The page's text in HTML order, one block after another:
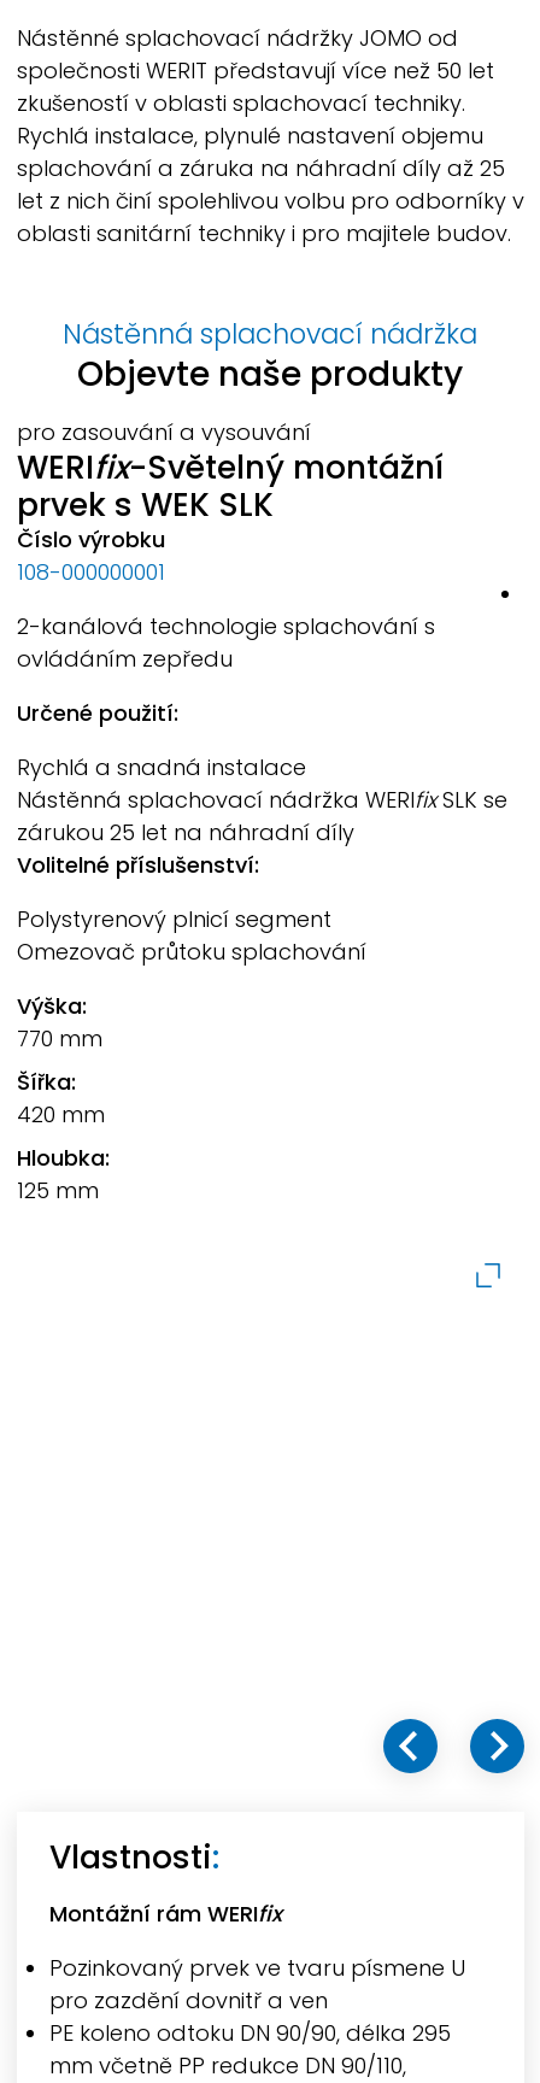
Nástěnné splachovací nádržky JOMO od
společnosti WERIT představují více než 50 let
zkušeností v oblasti splachovací techniky.
Rychlá instalace, plynulé nastavení objemu
splachování a záruka na náhradní díly až 25
let z nich činí spolehlivou volbu pro odborníky v
oblasti sanitární techniky i pro majitele budov.
Nástěnná splachovací nádržka
Objevte naše produkty
pro zasouvání a vysouvání
WERIfix-Světelný montážní
prvek s WEK SLK
Číslo výrobku
108-000000001
2-kanálová technologie splachování s
ovládáním zepředu
Určené použití:
Rychlá a snadná instalace
Nástěnná splachovací nádržka WERIfix SLK se
zárukou 25 let na náhradní díly
Volitelné příslušenství:
Polystyrenový plnicí segment
Omezovač průtoku splachování
Výška:
770 mm
Šířka:
420 mm
Hloubka:
125 mm
Vlastnosti:
Montážní rámWERIfix
Pozinkovaný prvek ve tvaru písmene U
pro zazdění dovnitř a ven
PE koleno odtoku DN 90/90, délka 295
mm včetně PP redukce DN 90/110,